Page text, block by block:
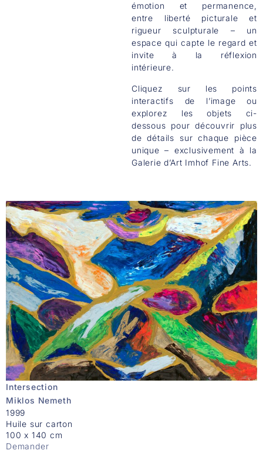
émotion et permanence,
entre liberté picturale et
rigueur sculpturale – un
espace qui capte le regard et
invite à la réflexion
intérieure.
Cliquez sur les points
interactifs de l’image ou
explorez les objets ci-
dessous pour découvrir plus
de détails sur chaque pièce
unique – exclusivement à la
Galerie d’Art Imhof Fine Arts.
Intersection
Miklos Nemeth
1999
Huile sur carton
100 x 140 cm
Demander